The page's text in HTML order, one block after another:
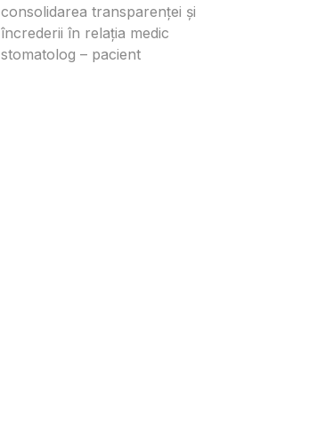
consolidarea transparenței și
încrederii în relația medic
stomatolog – pacient